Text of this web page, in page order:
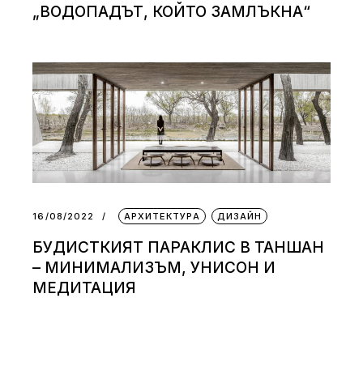
„ВОДОПАДЪТ, КОЙТО ЗАМЛЪКНА“
16/08/2022 АРХИТЕКТУРА ДИЗАЙН
БУДИСТКИЯТ ПАРАКЛИС В ТАНШАН
– МИНИМАЛИЗЪМ, УНИСОН И
МЕДИТАЦИЯ